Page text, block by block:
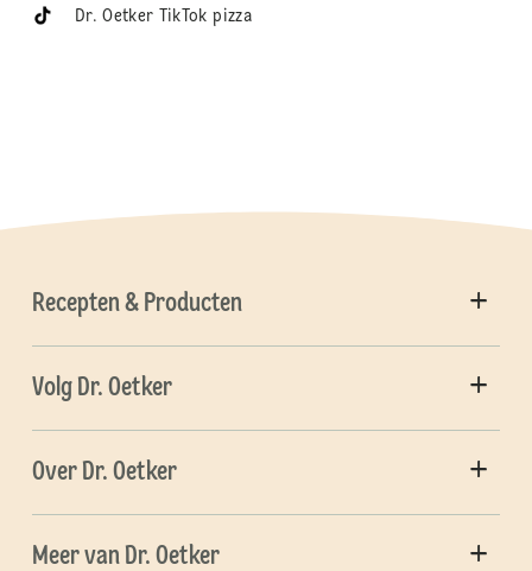
Dr. Oetker TikTok pizza
Recepten & Producten
Volg Dr. Oetker
Over Dr. Oetker
Meer van Dr. Oetker